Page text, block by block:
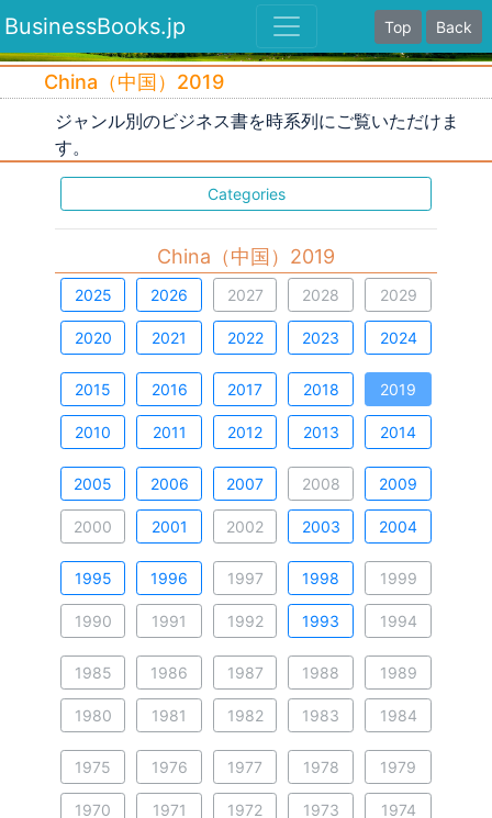
BusinessBooks.jp Top Back
China（中国）2019
ジャンル別のビジネス書を時系列にご覧いただけま
す。
Categories
China（中国）2019
2025 2026 2027 2028 2029
2020 2021 2022 2023 2024
2015 2016 2017 2018 2019
2010 2011 2012 2013 2014
2005 2006 2007 2008 2009
2000 2001 2002 2003 2004
1995 1996 1997 1998 1999
1990 1991 1992 1993 1994
1985 1986 1987 1988 1989
1980 1981 1982 1983 1984
1975 1976 1977 1978 1979
1970 1971 1972 1973 1974